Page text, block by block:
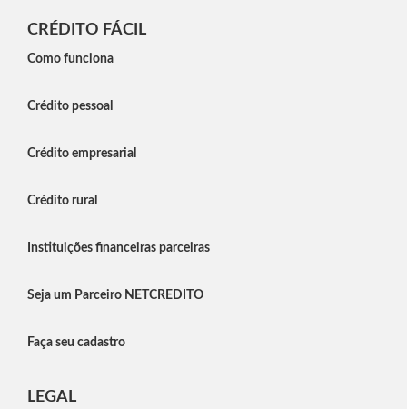
CRÉDITO FÁCIL
Como funciona
Crédito pessoal
Crédito empresarial
Crédito rural
Instituições financeiras parceiras
Seja um Parceiro NETCREDITO
Faça seu cadastro
LEGAL